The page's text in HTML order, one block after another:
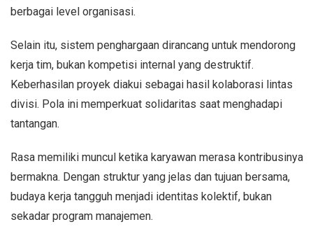
berbagai level organisasi.
Selain itu, sistem penghargaan dirancang untuk mendorong
kerja tim, bukan kompetisi internal yang destruktif.
Keberhasilan proyek diakui sebagai hasil kolaborasi lintas
divisi. Pola ini memperkuat solidaritas saat menghadapi
tantangan.
Rasa memiliki muncul ketika karyawan merasa kontribusinya
bermakna. Dengan struktur yang jelas dan tujuan bersama,
budaya kerja tangguh menjadi identitas kolektif, bukan
sekadar program manajemen.